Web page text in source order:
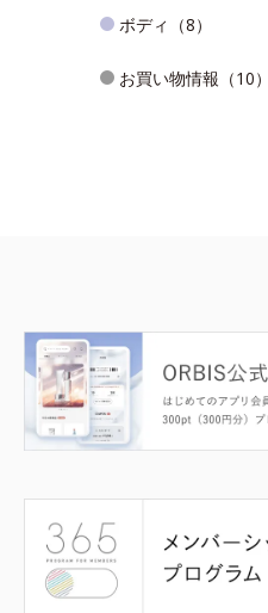
ボディ（8）
お買い物情報（10）